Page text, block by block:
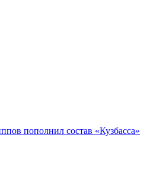
пополнил состав «Кузбасса»